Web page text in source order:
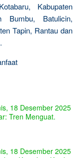
Kabupaten
Bumbu, Batulicin,
Tapin, Rantau dan
18 Desember 2025
Tren Menguat.
18 Desember 2025